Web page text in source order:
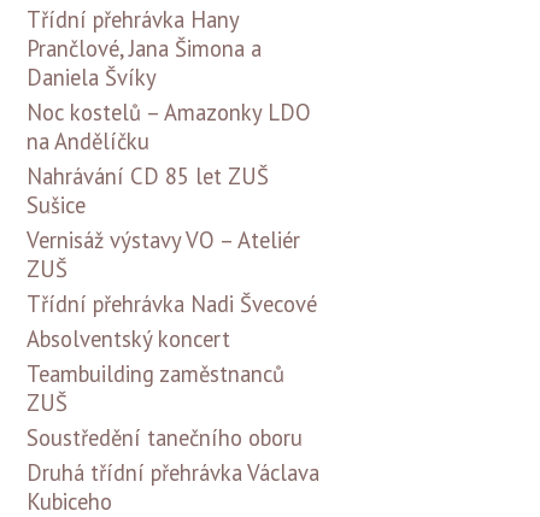
Třídní přehrávka Hany
Prančlové, Jana Šimona a
Daniela Švíky
Noc kostelů – Amazonky LDO
na Andělíčku
Nahrávání CD 85 let ZUŠ
Sušice
Vernisáž výstavy VO – Ateliér
ZUŠ
Třídní přehrávka Nadi Švecové
Absolventský koncert
Teambuilding zaměstnanců
ZUŠ
Soustředění tanečního oboru
Druhá třídní přehrávka Václava
Kubiceho